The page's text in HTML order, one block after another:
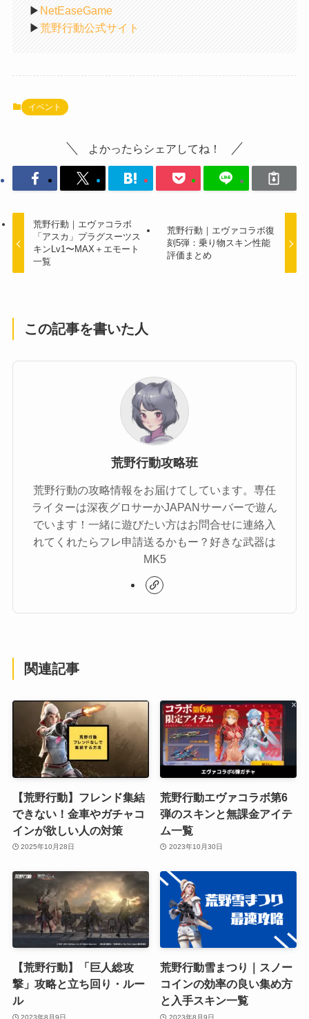
▶︎ NetEaseGame
▶︎荒野行動公式サイト
イベント
よかったらシェアしてね！
荒野行動｜エヴァコラボ
「アスカ」プラグスーツス
キンLv1〜MAX＋エモート
一覧
荒野行動｜エヴァコラボ復
刻5弾：乗り物スキン性能
評価まとめ
この記事を書いた人
荒野行動攻略班
荒野行動の攻略情報をお届けてしています。専任
ライターは深夜グロサーかJAPANサーバーで遊ん
でいます！一緒に遊びたい方はお問合せに連絡入
れてくれたらフレ申請送るかもー？好きな武器は
MK5
関連記事
【荒野行動】フレンド集結
できない！金車やガチャコ
インが欲しい人の対策
2025年10月28日
荒野行動エヴァコラボ第6
弾のスキンと無課金アイテ
ム一覧
2023年10月30日
【荒野行動】「巨人総攻
撃」攻略と立ち回り・ルー
ル
2023年8月9日
荒野行動雪まつり｜スノー
コインの効率の良い集め方
と入手スキン一覧
2023年8月9日